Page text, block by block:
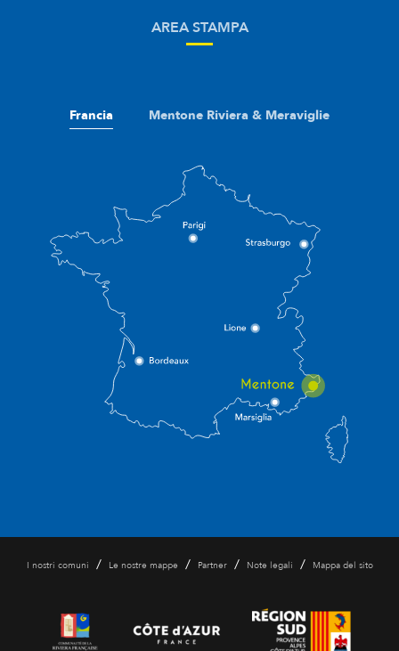
AREA STAMPA
Francia Mentone Riviera & Meraviglie
I nostri comuni / Le nostre mappe / Partner / Note legali / Mappa del sito